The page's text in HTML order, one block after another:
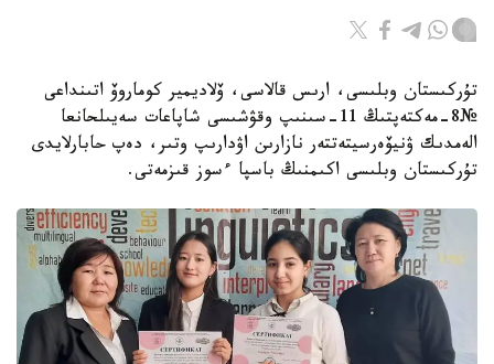
تۇركىستان وبلىسى، ارىس قالاسى، ۆلاديمير كوماروۆ اتىنداعى
№8-مەكتەپتىڭ 11-سىنىپ وقۋشىسى شاپاعات سەيىلحانعا
الەمدىك ۋنيۆەرسيتەتتەر نازارىن اۋدارىپ وتىر، دەپ حابارلايدى
تۇركىستان وبلىسى اكىمنىڭ باسپا ءسوز قىزمەتى.